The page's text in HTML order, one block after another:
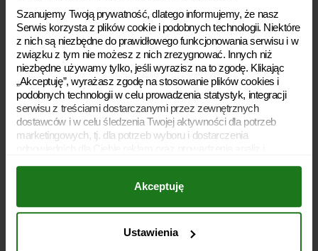
Szanujemy Twoją prywatność, dlatego informujemy, że nasz
Serwis korzysta z plików cookie i podobnych technologii. Niektóre
z nich są niezbędne do prawidłowego funkcjonowania serwisu i w
związku z tym nie możesz z nich zrezygnować. Innych niż
niezbędne używamy tylko, jeśli wyrazisz na to zgodę. Klikając
„Akceptuję”, wyrażasz zgodę na stosowanie plików cookies i
podobnych technologii w celu prowadzenia statystyk, integracji
serwisu z treściami dostarczanymi przez zewnętrznych
dostawców i w celu śledzenia Twojej aktywności dla potrzeb
marketingowych, tj. dla potrzeb wyboru i dostarczenia
wycofać, zmieniając ustawienia przeglądarki. Wycofanie zgody
pozostanie bez wpływu na zgodność z prawem używania plików
cookies i podobnych technologii, którego dokonano na podstawie
zgody przed jej wycofaniem. Jednocześnie informujemy, że
Akceptuję
Ustawienia
Polityka prywatności
Polityka plików cookies
Archiwum dokumentów
Słownik